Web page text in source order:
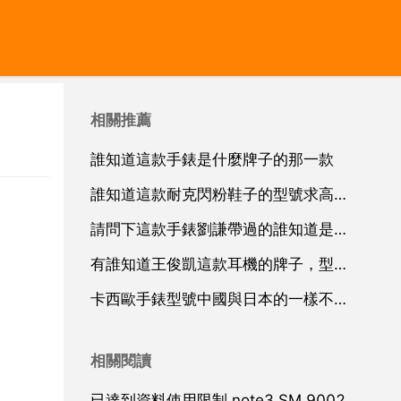
相關推薦
誰知道這款手錶是什麼牌子的那一款
誰知道這款耐克閃粉鞋子的型號求高手告知急
請問下這款手錶劉謙帶過的誰知道是什麼牌子具體點哪賣 謝謝
有誰知道王俊凱這款耳機的牌子，型號。發鏈結也行。
卡西歐手錶型號中國與日本的一樣不一樣
相關閱讀